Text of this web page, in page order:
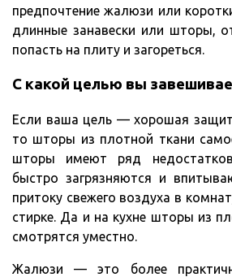
предпочтение жалюзи или
длинные занавески или шторы,
попасть на плиту и загореться.
С какой целью вы
Если ваша цель — хорошая
то шторы из плотной ткани
шторы имеют ряд
быстро загрязняются и
притоку свежего воздуха в
стирке. Да и на кухне шторы из
смотрятся уместно.
Жалюзи — это более